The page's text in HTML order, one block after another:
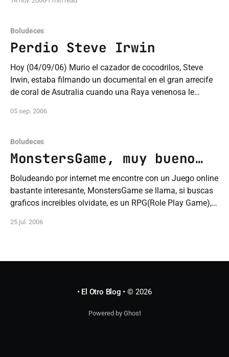
bueno aca lo encontre!http://www.mrxswebpage.
Boludeces
Perdio Steve Irwin
Hoy (04/09/06) Murio el cazador de cocodrilos, Steve
Irwin, estaba filmando un documental en el gran arrecife
de coral de Asutralia cuando una Raya venenosa le
yeta xq no era taan venenosa el tema fue q le revento
05 sep. 2006
Boludeces
MonstersGame, muy bueno…
Boludeando por internet me encontre con un Juego online
bastante interesante, MonstersGame se llama, si buscas
graficos increibles olvidate, es un RPG(Role Play Game),
q ir mejorando a tu personaje, entrenandolo y eso, al
25 jul. 2006
• El Otro Blog • © 2026
Powered by Ghost